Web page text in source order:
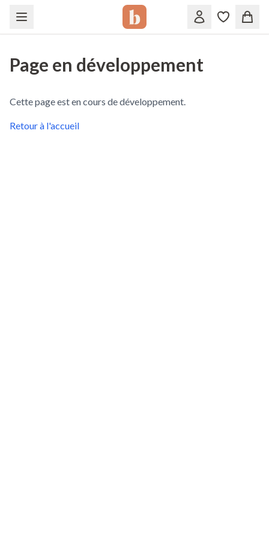
Page en développement
Cette page est en cours de développement.
Retour à l'accueil